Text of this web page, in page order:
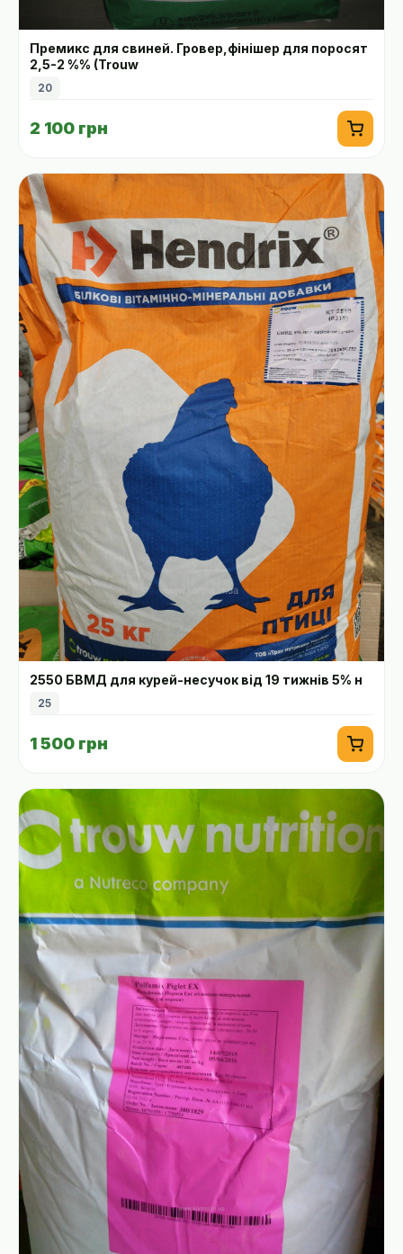
Премикс для свиней. Гровер,фінішер для поросят
2,5-2 %% (Trouw
20
2 100 грн
2550 БВМД для курей-несучок від 19 тижнів 5% н
25
1 500 грн